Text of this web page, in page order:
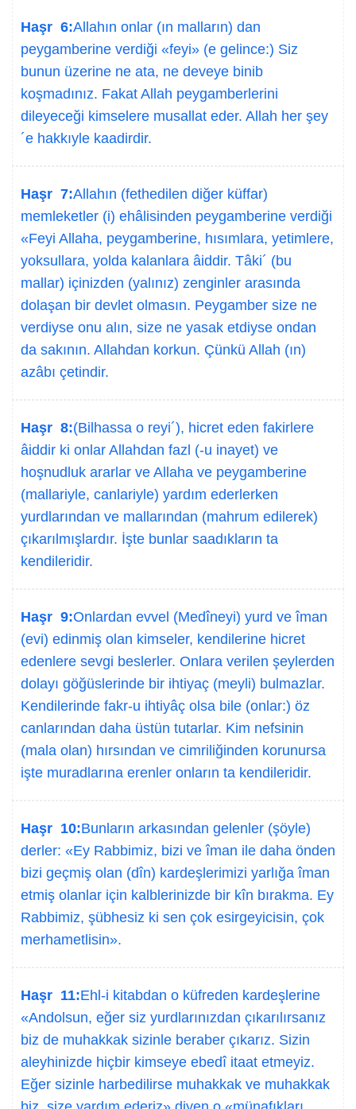
Haşr 6:Allahın onlar (ın malların) dan
peygamberine verdiği «feyi» (e gelince:) Siz
bunun üzerine ne ata, ne deveye binib
koşmadınız. Fakat Allah peygamberlerini
dileyeceği kimselere musallat eder. Allah her şey
´e hakkıyle kaadirdir.
Haşr 7:Allahın (fethedilen diğer küffar)
memleketler (i) ehâlisinden peygamberine verdiği
«Feyi Allaha, peygamberine, hısımlara, yetimlere,
yoksullara, yolda kalanlara âiddir. Tâki´ (bu
mallar) içinizden (yalınız) zenginler arasında
dolaşan bir devlet olmasın. Peygamber size ne
verdiyse onu alın, size ne yasak etdiyse ondan
da sakının. Allahdan korkun. Çünkü Allah (ın)
azâbı çetindir.
Haşr 8:(Bilhassa o reyi´), hicret eden fakirlere
âiddir ki onlar Allahdan fazl (-u inayet) ve
hoşnudluk ararlar ve Allaha ve peygamberine
(mallariyle, canlariyle) yardım ederlerken
yurdlarından ve mallarından (mahrum edilerek)
çıkarılmışlardır. İşte bunlar saadıkların ta
kendileridir.
Haşr 9:Onlardan evvel (Medîneyi) yurd ve îman
(evi) edinmiş olan kimseler, kendilerine hicret
edenlere sevgi beslerler. Onlara verilen şeylerden
dolayı göğüslerinde bir ihtiyaç (meyli) bulmazlar.
Kendilerinde fakr-u ihtiyâç olsa bile (onlar:) öz
canlarından daha üstün tutarlar. Kim nefsinin
(mala olan) hırsından ve cimriliğinden korunursa
işte muradlarına erenler onların ta kendileridir.
Haşr 10:Bunların arkasından gelenler (şöyle)
derler: «Ey Rabbimiz, bizi ve îman ile daha önden
bizi geçmiş olan (dîn) kardeşlerimizi yarlığa îman
etmiş olanlar için kalblerinizde bir kîn bırakma. Ey
Rabbimiz, şübhesiz ki sen çok esirgeyicisin, çok
merhametlisin».
Haşr 11:Ehl-i kitabdan o küfreden kardeşlerine
«Andolsun, eğer siz yurdlarınızdan çıkarılırsanız
biz de muhakkak sizinle beraber çıkarız. Sizin
aleyhinizde hiçbir kimseye ebedî itaat etmeyiz.
Eğer sizinle harbedilirse muhakkak ve muhakkak